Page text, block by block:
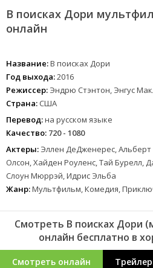
В поисках Дори
онлайн
Название:В поисках Дори
Год выхода:2016
Режиссер: Эндрю Стэнтон, Энгус
Страна: США
Перевод:на русском языке
Качество: 720 - 1080
Актеры: Эллен ДеДженерес,
Олсон, Хайден Роуленс, Тай Бурелл,
Слоун Мюррэй, Идрис Эльба
Жанр:Мультфильм, Комедия,
Смотреть В поисках Дори
онлайн бесплатно в
Смотреть онлайн Трейлер